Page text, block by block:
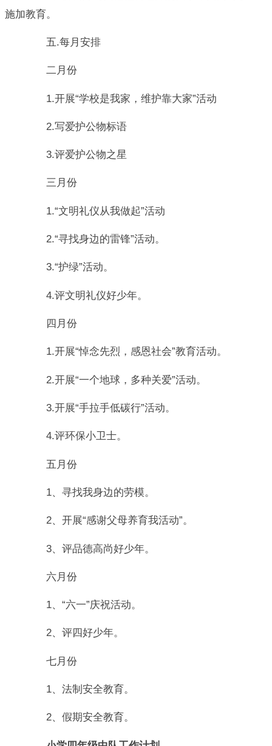
施加教育。
五.每月安排
二月份
1.开展“学校是我家，维护靠大家”活动
2.写爱护公物标语
3.评爱护公物之星
三月份
1.“文明礼仪从我做起”活动
2.“寻找身边的雷锋”活动。
3.“护绿”活动。
4.评文明礼仪好少年。
四月份
1.开展“悼念先烈，感恩社会”教育活动。
2.开展“一个地球，多种关爱”活动。
3.开展“手拉手低碳行”活动。
4.评环保小卫士。
五月份
1、寻找我身边的劳模。
2、开展“感谢父母养育我活动”。
3、评品德高尚好少年。
六月份
1、“六一”庆祝活动。
2、评四好少年。
七月份
1、法制安全教育。
2、假期安全教育。